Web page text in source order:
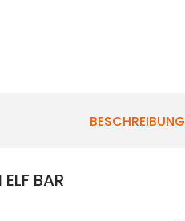
BESCHREIBUNG
BAR